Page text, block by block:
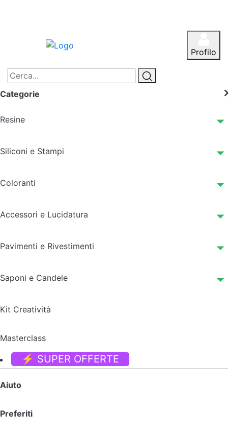
Profilo
Categorie
Resine
Siliconi e Stampi
Coloranti
Accessori e Lucidatura
Pavimenti e Rivestimenti
Saponi e Candele
Kit Creatività
Masterclass
⚡ SUPER OFFERTE
Aiuto
Preferiti